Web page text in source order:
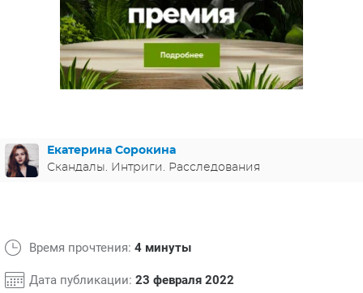
МЕЛОДРАМЫ
ИСПАНИЯ
ФРАНЦИЯ
ГЕРМАНИЯ
СВЕТСКИЕ НОВОСТИ
СПОЙЛЕРЫ ИЗ СЕРИАЛОВ
Екатерина Сорокина
Скандалы. Интриги. Расследования
Время прочтения: 4 минуты
Дата публикации: 23 февраля 2022